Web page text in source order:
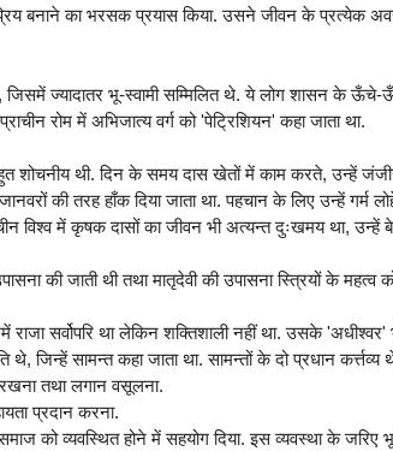
बनाने का भरसक प्रयास किया. उसने जीवन के प्रत्येक
जिसमें ज्यादातर भू-स्वामी सम्मिलित थे. ये लोग शासन के
रोम में अभिजात्य वर्ग को 'पेट्रिशियन' कहा जाता था.
बहुत शोचनीय थी. दिन के समय दास खेतों में काम करते, उन्हें
की तरह हाँक दिया जाता था. पहचान के लिए उन्हें गर्म
विश्व में कृषक दासों का जीवन भी अत्यन्त दुःखमय था, उन्हें
की जाती थी तथा मातृदेवी की उपासना स्त्रियों के महत्व
राजा सर्वोपरि था लेकिन शक्तिशाली नहीं था. उसके 'अधीश्वर'
जिन्हें सामन्त कहा जाता था. सामन्तों के दो प्रधान कर्त्तव्य
तथा लगान वसूलना.
प्रदान करना.
को व्यवस्थित होने में सहयोग दिया. इस व्यवस्था के